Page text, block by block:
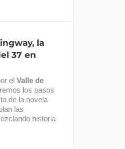
la
37 en
el Valle de
los pasos
de la novela
las
historia